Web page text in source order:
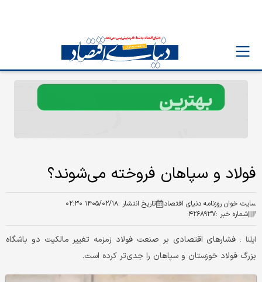
فولاد و سپاهان فروخته می‌شوند؟
سایت خوان روزنامه دنیای اقتصاد تاریخ انتشار :۱۴۰۵/۰۲/۱۸ ۰۲:۳۰
شماره خبر :۴۲۶۸۹۳۷
ایلنا : فشارهای اقتصادی بر صنعت فولاد زمزمه تغییر مالکیت دو باشگاه
بزرگ فولاد خوزستان و سپاهان را جدی‌تر کرده است.